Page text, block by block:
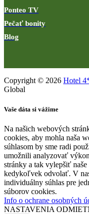
Ponteo TV
Pečať bonity
Blog
Copyright © 2026 Hotel
Global
Vaše dáta si vážime
Na našich webových
cookies, aby mohla naša
súhlasom by sme radi
umožnili analyzovať
stránky a tak vylepšiť
kedykoľvek odvolať. V
individuálny súhlas pre
súborov cookies.
Info o ochrane osobných
NASTAVENIA